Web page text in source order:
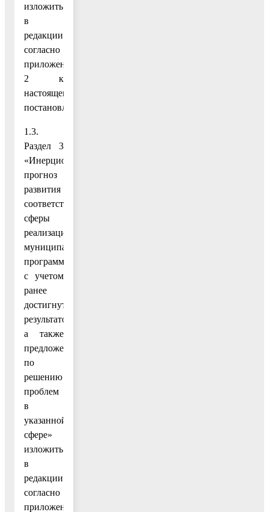
изложить
в
редакции
согласно
приложению
2 к
настоящему
постановлению;
1.3.
Раздел 3
«Инерционный
прогноз
развития
соответствующей
сферы
реализации
муниципальной
программы,
с учетом
ранее
достигнутых
результатов,
а также
предложения
по
решению
проблем
в
указанной
сфере»
изложить
в
редакции
согласно
приложению